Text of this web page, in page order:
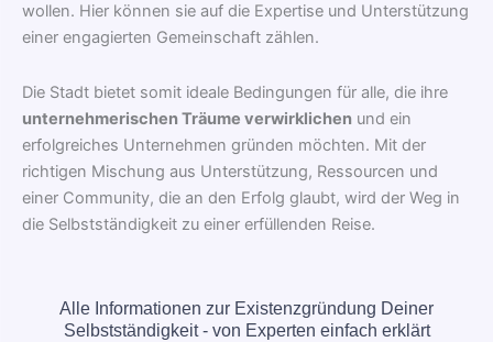
wollen. Hier können sie auf die Expertise und Unterstützung
einer engagierten Gemeinschaft zählen.
Die Stadt bietet somit ideale Bedingungen für alle, die ihre
unternehmerischen Träume verwirklichen und ein
erfolgreiches Unternehmen gründen möchten. Mit der
richtigen Mischung aus Unterstützung, Ressourcen und
einer Community, die an den Erfolg glaubt, wird der Weg in
die Selbstständigkeit zu einer erfüllenden Reise.
Alle Informationen zur Existenzgründung Deiner
Selbstständigkeit - von Experten einfach erklärt